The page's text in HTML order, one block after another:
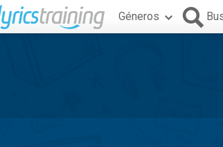
Géneros